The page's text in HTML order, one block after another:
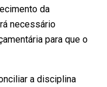
da
necessário
para que o
a disciplina